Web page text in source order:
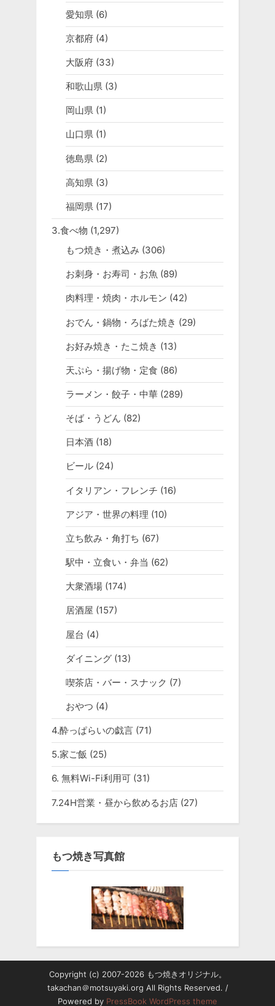
愛知県 (6)
京都府(4)
大阪府(33)
和歌山県(3)
岡山県(1)
山口県(1)
徳島県 (2)
高知県 (3)
福岡県(17)
3.食べ物 (1,297)
もつ焼き・煮込み (306)
お刺身・お寿司・お魚 (89)
肉料理・焼肉・ホルモン (42)
おでん・鍋物・ろばた焼き (29)
お好み焼き・たこ焼き (13)
天ぷら・揚げ物・定食 (86)
ラーメン・餃子・中華(289)
そば・うどん (82)
日本酒(18)
ビール(24)
イタリアン・フレンチ (16)
アジア・世界の料理 (10)
立ち飲み・角打ち (67)
駅中・立食い・弁当 (62)
大衆酒場(174)
居酒屋 (157)
屋台 (4)
ダイニング(13)
喫茶店・バー・スナック (7)
おやつ (4)
4.酔っぱらいの戯言 (71)
5.家ご飯 (25)
6. 無料Wi-Fi利用可 (31)
7.24H営業・昼から飲めるお店 (27)
もつ焼き写真館
Copyright (c) 2007-2026 もつ焼きオリジナル。
takachan＠motsuyaki.org All Rights Reserved. /
Powered by PressBook WordPress theme